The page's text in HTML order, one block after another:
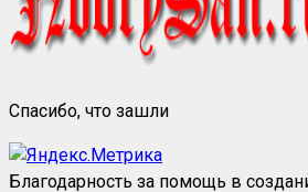
Спасибо, что зашли
Благодарность за помощь в